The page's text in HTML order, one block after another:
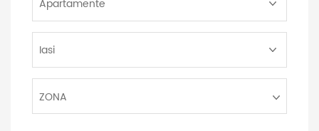
Proprietate:
ZONA